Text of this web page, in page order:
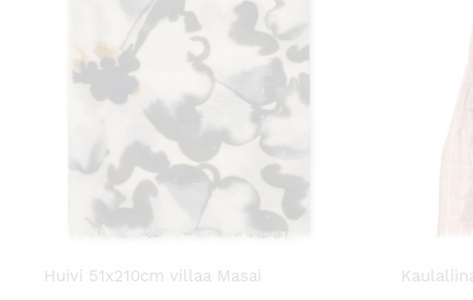
Huivi 51x210cm villaa Masai